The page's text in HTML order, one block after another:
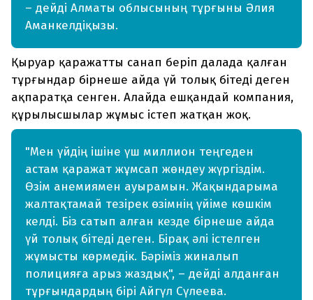
– дейді Алматы облысының тұрғыны Әлия
Аманкелдіқызы.
Қыруар қаражатты санап беріп далада қалған
тұрғындар бірнеше айда үй толық бітеді деген
ақпаратқа сенген. Алайда ешқандай компания,
құрылысшылар жұмыс істеп жатқан жоқ.
"Мен үйдің ішіне үш миллион теңгеден
астам қаражат жұмсап жөндеу жүргіздім.
Өзім анемиямен ауырамын. Жақындарыма
жалтақтамай тезірек өзімнің үйіме көшкім
келді. Біз сатып алған кезде бірнеше айда
үй толық бітеді деген. Бірақ әлі істелген
жұмысты көрмедік. Бәріміз жиналып
полицияға арыз жаздық", – дейді алданған
тұрғындардың бірі Айгүл Сүлеева.